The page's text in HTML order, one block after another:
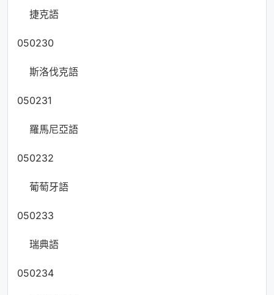
捷克語
050230
斯洛伐克語
050231
羅馬尼亞語
050232
葡萄牙語
050233
瑞典語
050234